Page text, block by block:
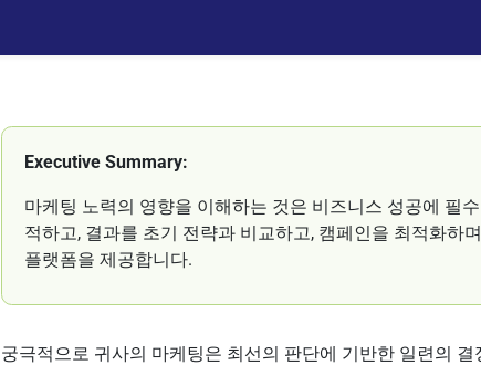
Executive Summary:
마케팅 노력의 영향을 이해하는 것은 비즈니스 성공에 필
적하고, 결과를 초기 전략과 비교하고, 캠페인을 최적화하
플랫폼을 제공합니다.
궁극적으로 귀사의 마케팅은 최선의 판단에 기반한 일련의